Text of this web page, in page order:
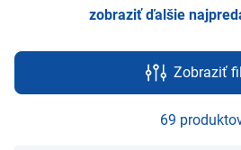
zobraziť ďalšie
Zobraziť
69